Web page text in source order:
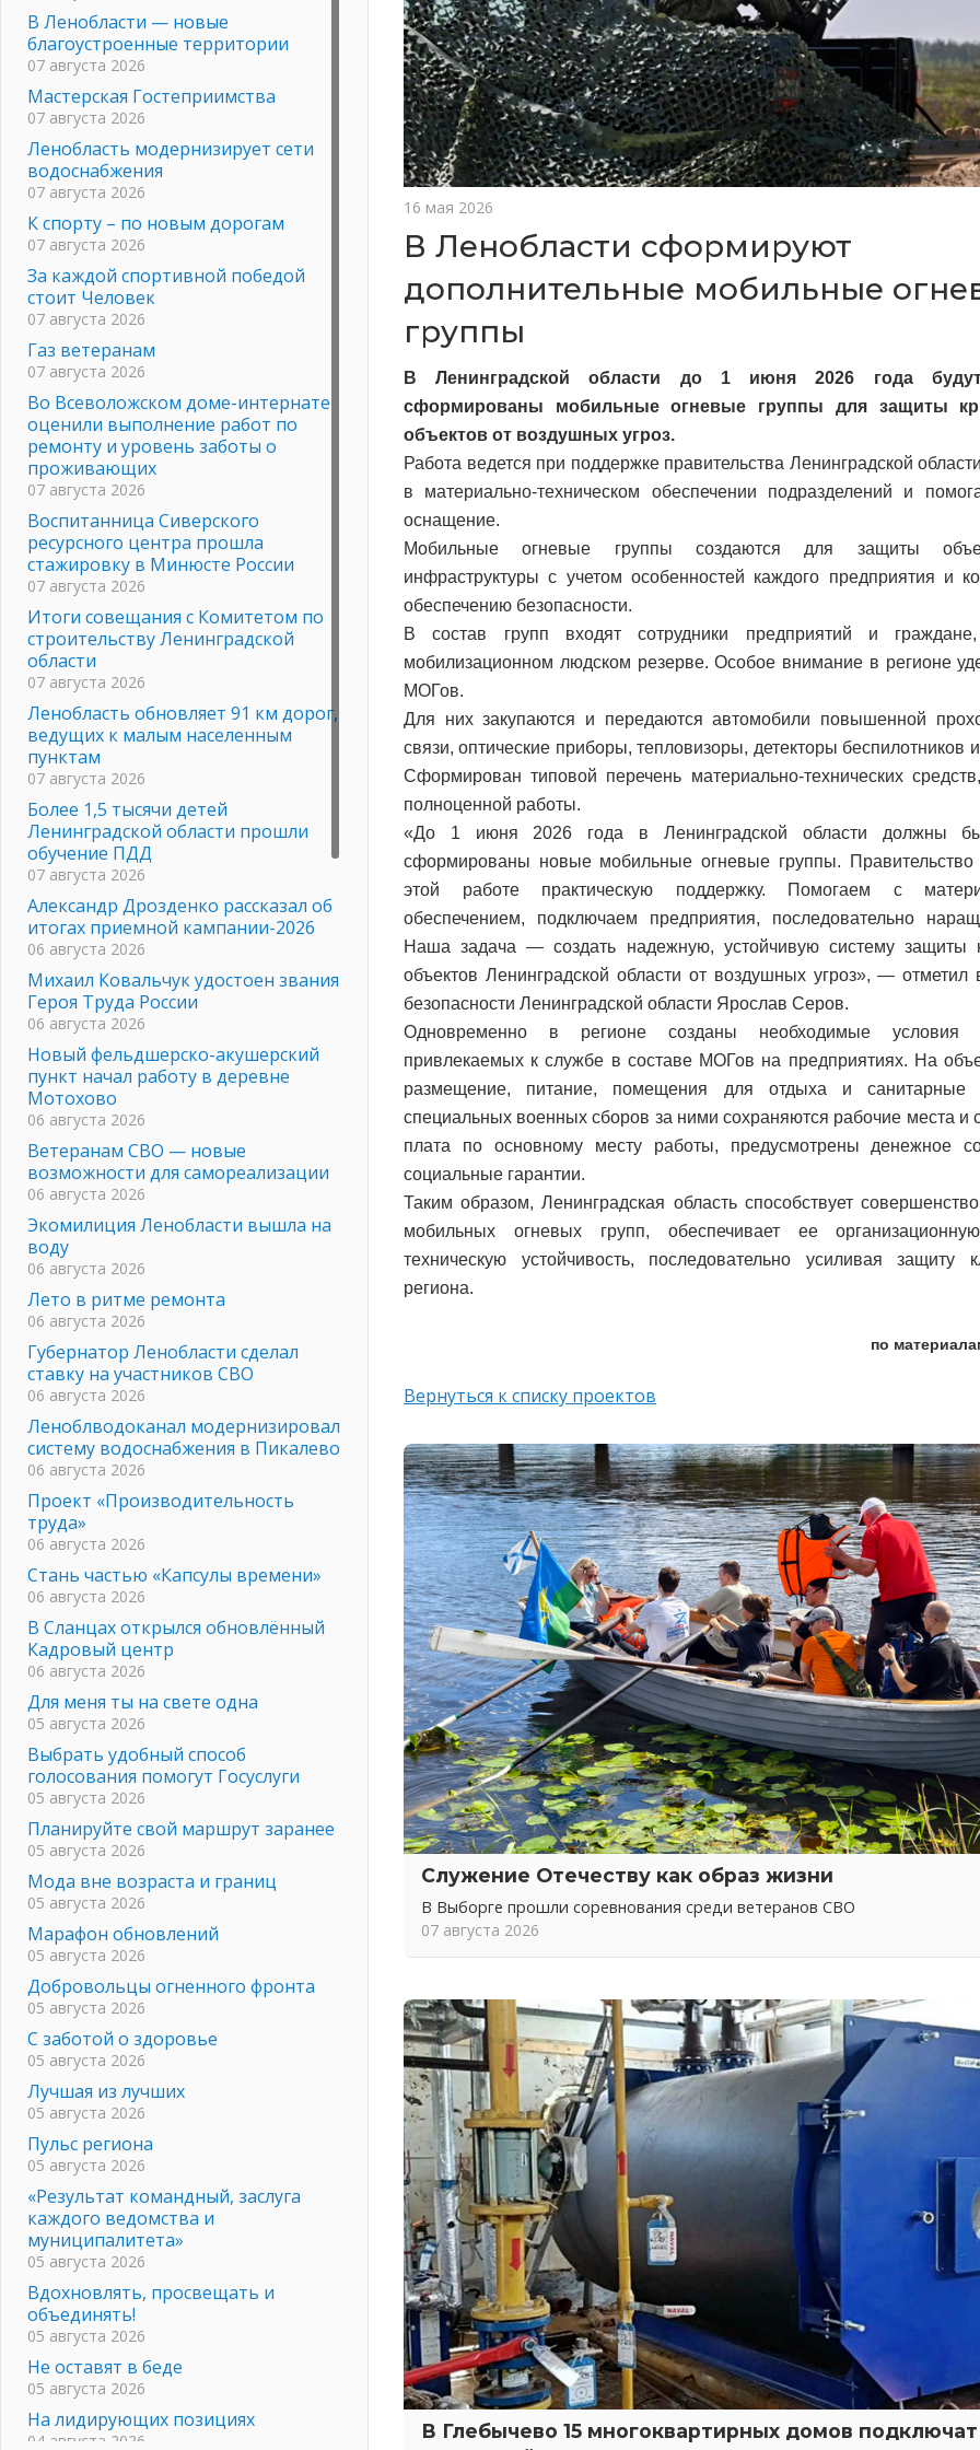
16 мая 2026
В Ленобласти сформируют
дополнительные мобильные
группы
В Ленинградской области до 1 июня 2026 года будут
сформированы мобильные огневые группы для защиты
объектов от воздушных угроз.
Работа ведется при поддержке правительства Ленинградской
в материально-техническом обеспечении подразделений и
оснащение.
Мобильные огневые группы создаются для защиты
инфраструктуры с учетом особенностей каждого предприятия и
обеспечению безопасности.
В состав групп входят сотрудники предприятий и
мобилизационном людском резерве. Особое внимание в регионе
МОГов.
Для них закупаются и передаются автомобили повышенной
связи, оптические приборы, тепловизоры, детекторы беспилотников
Сформирован типовой перечень материально-технических
полноценной работы.
«До 1 июня 2026 года в Ленинградской области должны
сформированы новые мобильные огневые группы. Правительство
этой работе практическую поддержку. Помогаем с
обеспечением, подключаем предприятия, последовательно
Наша задача — создать надежную, устойчивую систему защиты
объектов Ленинградской области от воздушных угроз», — отметил
безопасности Ленинградской области Ярослав Серов.
Одновременно в регионе созданы необходимые условия
привлекаемых к службе в составе МОГов на предприятиях. На
размещение, питание, помещения для отдыха и
специальных военных сборов за ними сохраняются рабочие места и
плата по основному месту работы, предусмотрены денежное
социальные гарантии.
Таким образом, Ленинградская область способствует
мобильных огневых групп, обеспечивает ее
техническую устойчивость, последовательно усиливая защиту
региона.
по
Вернуться к списку проектов
Служение Отечеству как образ жизни
В Выборге прошли соревнования среди ветеранов СВО
07 августа 2026
В Глебычево 15 многоквартирных домов подключат
В Ленобласти — новые
благоустроенные территории
07 августа 2026
Мастерская Гостеприимства
07 августа 2026
Ленобласть модернизирует сети
водоснабжения
07 августа 2026
К спорту – по новым дорогам
07 августа 2026
За каждой спортивной победой
стоит Человек
07 августа 2026
Газ ветеранам
07 августа 2026
Во Всеволожском доме-интернате
оценили выполнение работ по
ремонту и уровень заботы о
проживающих
07 августа 2026
Воспитанница Сиверского
ресурсного центра прошла
стажировку в Минюсте России
07 августа 2026
Итоги совещания с Комитетом по
строительству Ленинградской
области
07 августа 2026
Ленобласть обновляет 91 км дорог,
ведущих к малым населенным
пунктам
07 августа 2026
Более 1,5 тысячи детей
Ленинградской области прошли
обучение ПДД
07 августа 2026
Александр Дрозденко рассказал об
итогах приемной кампании-2026
06 августа 2026
Михаил Ковальчук удостоен звания
Героя Труда России
06 августа 2026
Новый фельдшерско-акушерский
пункт начал работу в деревне
Мотохово
06 августа 2026
Ветеранам СВО — новые
возможности для самореализации
06 августа 2026
Экомилиция Ленобласти вышла на
воду
06 августа 2026
Лето в ритме ремонта
06 августа 2026
Губернатор Ленобласти сделал
ставку на участников СВО
06 августа 2026
Леноблводоканал модернизировал
систему водоснабжения в Пикалево
06 августа 2026
Проект «Производительность
труда»
06 августа 2026
Стань частью «Капсулы времени»
06 августа 2026
В Сланцах открылся обновлённый
Кадровый центр
06 августа 2026
Для меня ты на свете одна
05 августа 2026
Выбрать удобный способ
голосования помогут Госуслуги
05 августа 2026
Планируйте свой маршрут заранее
05 августа 2026
Мода вне возраста и границ
05 августа 2026
Марафон обновлений
05 августа 2026
Добровольцы огненного фронта
05 августа 2026
С заботой о здоровье
05 августа 2026
Лучшая из лучших
05 августа 2026
Пульс региона
05 августа 2026
«Результат командный, заслуга
каждого ведомства и
муниципалитета»
05 августа 2026
Вдохновлять, просвещать и
объединять!
05 августа 2026
Не оставят в беде
05 августа 2026
На лидирующих позициях
04 августа 2026